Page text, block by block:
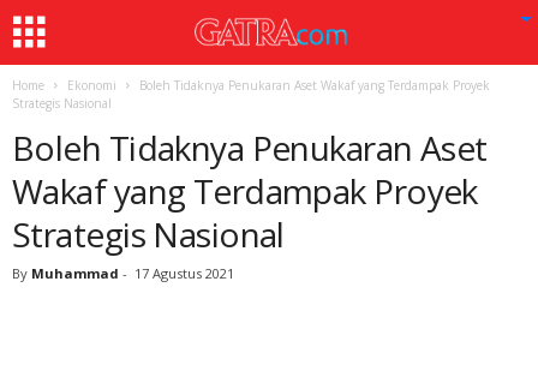
Home Ekonomi
Boleh Tidaknya Penukaran Aset Wakaf yang Terdampak Proyek
Strategis Nasional
Boleh Tidaknya Penukaran Aset
Wakaf yang Terdampak Proyek
Strategis Nasional
By Muhammad - 17 Agustus 2021